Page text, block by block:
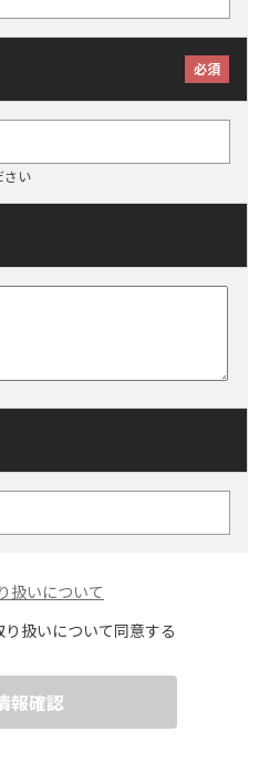
必須
さい
扱いについて
扱いについて同意する
報確認